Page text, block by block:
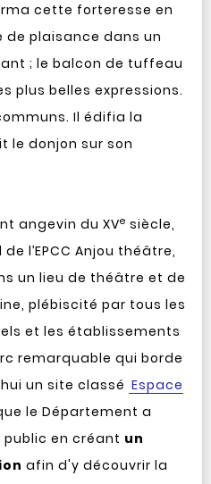
cette forteresse en
de plaisance dans un
; le balcon de tuffeau
plus belles expressions.
Il édifia la
le donjon sur son
angevin du XVe siècle,
l’EPCC Anjou théâtre,
un lieu de théâtre et de
plébiscité par tous les
et les établissements
remarquable qui borde
un site classé Espace
le Département a
en créant un
afin d'y découvrir la